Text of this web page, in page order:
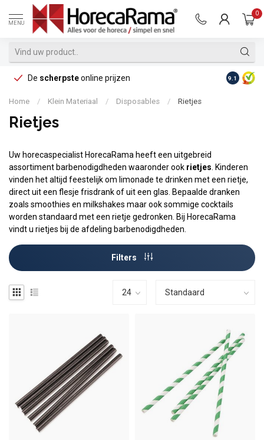
MENU
0
De scherpsteonline prijzen Op
9.1
Home / Klein Materiaal / Disposables / Rietjes
Rietjes
Uw horecaspecialist HorecaRama heeft een uitgebreid
assortiment barbenodigdheden waaronder ook rietjes . Kinderen
vinden het altijd feestelijk om limonade te drinken met een rietje,
direct uit een flesje frisdrank of uit een glas. Bepaalde dranken
zoals smoothies en milkshakes maar ook sommige cocktails
worden standaard met een rietje gedronken. Bij HorecaRama
vindt u rietjes bij de afdeling barbenodigdheden.
Filters